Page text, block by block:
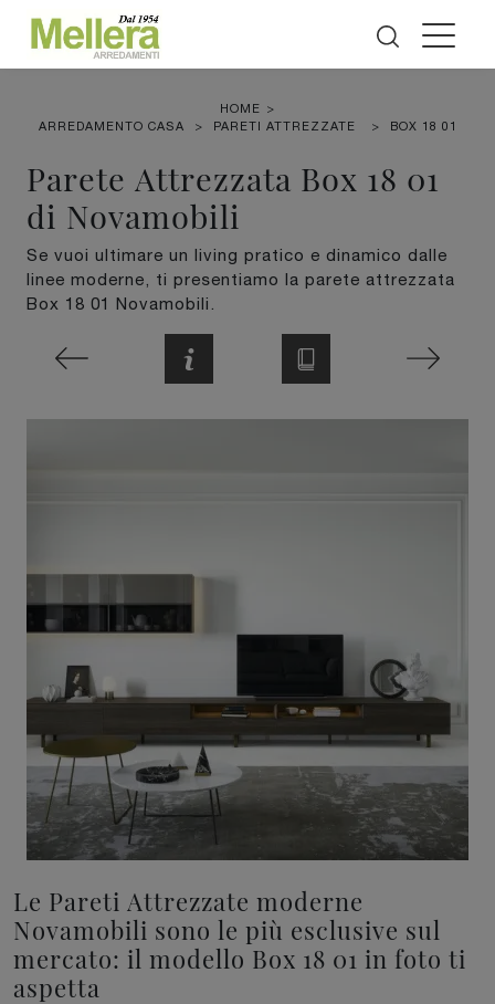
HOME >
ARREDAMENTO CASA
> PARETI ATTREZZATE > BOX 18 01
Parete Attrezzata Box 18 01
di Novamobili
Se vuoi ultimare un living pratico e dinamico dalle
linee moderne, ti presentiamo la parete attrezzata
Box 18 01 Novamobili.
Le Pareti Attrezzate moderne
Novamobili sono le più esclusive sul
mercato: il modello Box 18 01 in foto ti
aspetta